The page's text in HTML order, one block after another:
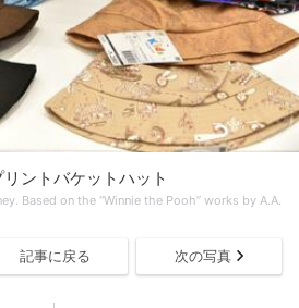
ントバケットハット
Based on the “Winnie the Pooh” works by A.A.
記事に戻る 次の写真